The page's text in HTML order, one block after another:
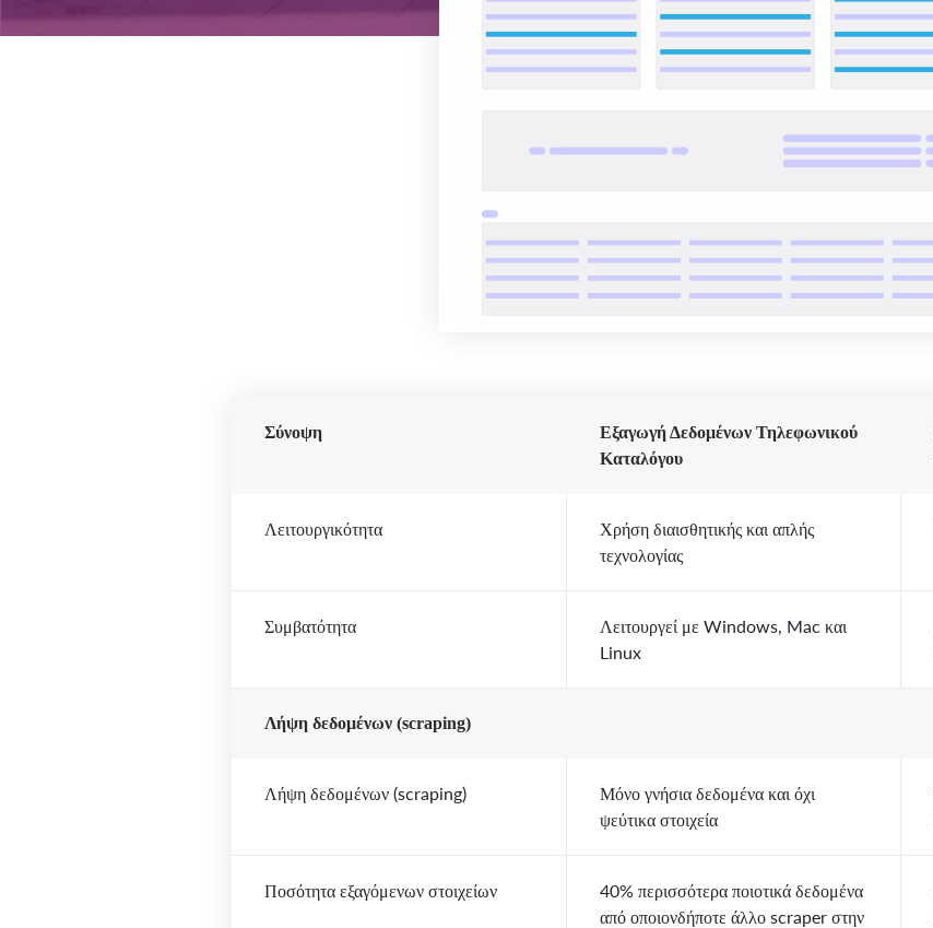
Σύνοψη
Εξαγωγή Δεδομένων Τηλεφωνικού
Καταλόγου
Λειτουργικότητα
Χρήση διαισθητικής και απλής
τεχνολογίας
Συμβατότητα
Λειτουργεί με Windows, Mac και
Linux
Λήψη δεδομένων (scraping)
Λήψη δεδομένων (scraping)
Μόνο γνήσια δεδομένα και όχι
ψεύτικα στοιχεία
Ποσότητα εξαγόμενων στοιχείων
40% περισσότερα ποιοτικά δεδομένα
από οποιονδήποτε άλλο scraper στην